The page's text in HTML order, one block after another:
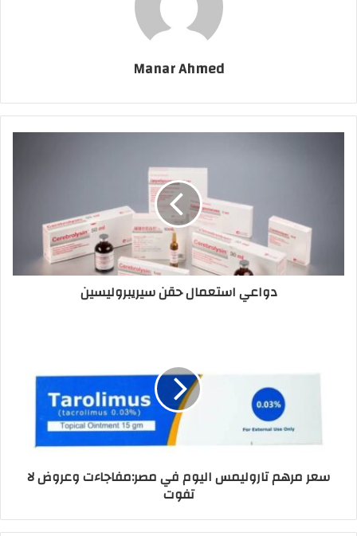
Manar Ahmed
دواعي استعمال حقن سيريبروليسين
سعر مرهم تاروليمس اليوم في مصر:مفاجاءت وعروض لا
تفوت